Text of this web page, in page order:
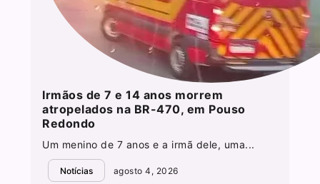
Irmãos de 7 e 14 anos morrem
atropelados na BR-470, em Pouso
Redondo
Um menino de 7 anos e a irmã dele, uma...
Notícias agosto 4, 2026